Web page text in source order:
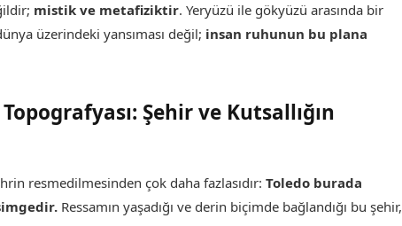
mistik ve metafiziktir. Yeryüzü ile gökyüzü arasında bir
üzerindeki yansıması değil; insan ruhunun bu plana
Şehir ve Kutsallığın
resmedilmesinden çok daha fazlasıdır:Toledo burada
Ressamın yaşadığı ve derin biçimde bağlandığı bu şehir,